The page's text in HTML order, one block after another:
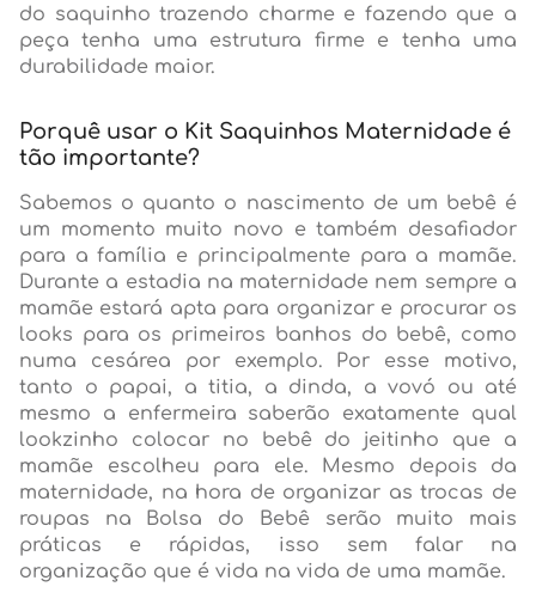
do saquinho trazendo charme e fazendo que a
peça tenha uma estrutura firme e tenha uma
durabilidade maior.
Porquê usar o Kit Saquinhos Maternidade é
tão importante?
Sabemos o quanto o nascimento de um bebê é
um momento muito novo e também desafiador
para a família e principalmente para a mamãe.
Durante a estadia na maternidade nem sempre a
mamãe estará apta para organizar e procurar os
looks para os primeiros banhos do bebê, como
numa cesárea por exemplo. Por esse motivo,
tanto o papai, a titia, a dinda, a vovó ou até
mesmo a enfermeira saberão exatamente qual
lookzinho colocar no bebê do jeitinho que a
mamãe escolheu para ele. Mesmo depois da
maternidade, na hora de organizar as trocas de
roupas na Bolsa do Bebê serão muito mais
práticas e rápidas, isso sem falar na
organização que é vida na vida de uma mamãe.